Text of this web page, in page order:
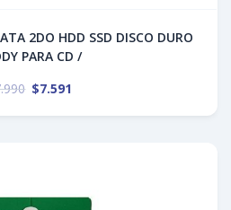
2DO HDD SSD DISCO DURO
PARA CD /
$7.591